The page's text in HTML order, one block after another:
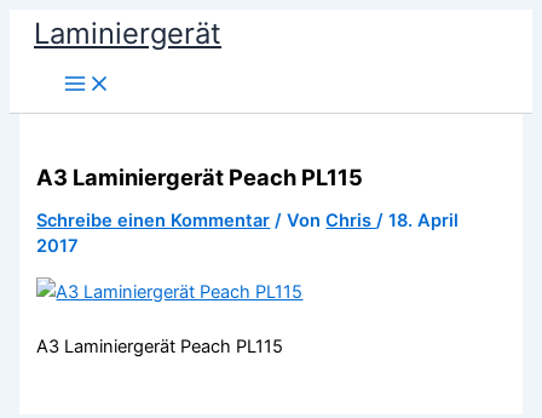
Zum
Inhalt
springen
Laminiergerät
A3 Laminiergerät Peach PL115
Schreibe einen Kommentar / VonChris/18. April
2017
A3 Laminiergerät Peach PL115